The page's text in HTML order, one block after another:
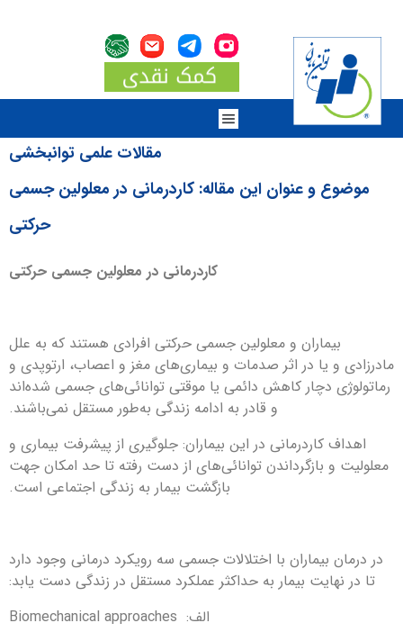
مقالات علمی توانبخشی
موضوع و عنوان این مقاله: کاردرمانی در معلولین جسمی
حرکتی
کاردرمانی در معلولین جسمی حرکتی
بیماران و معلولین جسمی حركتی افرادی هستند كه به علل
مادرزادی و یا در اثر صدمات و بیماری‌های مغز و اعصاب، ارتوپدی و
رماتولوژی دچار كاهش دائمی یا موقتی توانائی‌های جسمی شده‌اند
و قادر به ادامه زندگی به‌طور مستقل نمی‌باشند.
اهداف كاردرمانی در این بیماران: جلوگیری از پیشرفت بیماری و
معلولیت و بازگرداندن توانائی‌های از دست‎ رفته تا حد امكان جهت
بازگشت بیمار به زندگی اجتماعی است.
در درمان بیماران با اختلالات جسمی سه رویكرد درمانی وجود دارد
تا در نهایت بیمار به حداكثر عملكرد مستقل در زندگی دست یابد:
الف: Biomechanical approaches